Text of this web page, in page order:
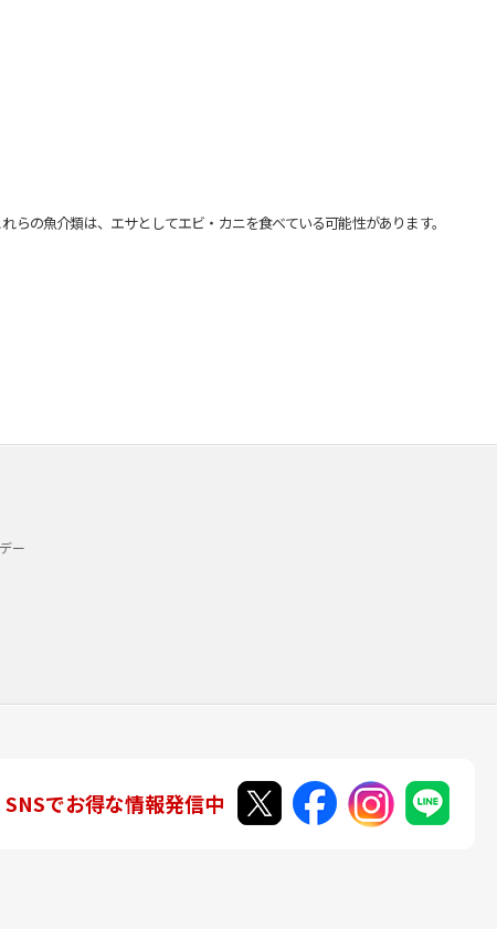
の魚介類は、エサとしてエビ・カニを食べている可能性があります。
ー
SNSでお得な情報発信中